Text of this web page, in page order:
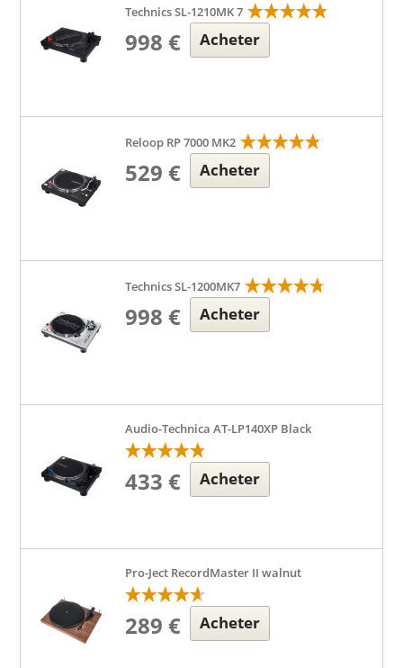
Technics SL-1210MK 7
998 € Acheter
Reloop RP 7000 MK2
529 € Acheter
Technics SL-1200MK7
998 € Acheter
Audio-Technica AT-LP140XP Black
433 € Acheter
Pro-Ject RecordMaster II walnut
289 € Acheter